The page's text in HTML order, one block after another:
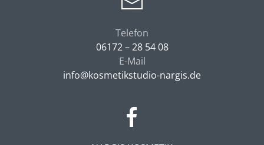
Telefon
06172 – 28 54 08
E-Mail
info@kosmetikstudio-nargis.de